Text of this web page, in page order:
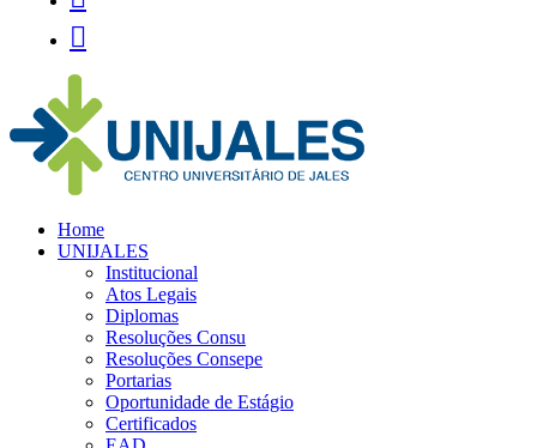

Home
UNIJALES
Institucional
Atos Legais
Diplomas
Resoluções Consu
Resoluções Consepe
Portarias
Oportunidade de Estágio
Certificados